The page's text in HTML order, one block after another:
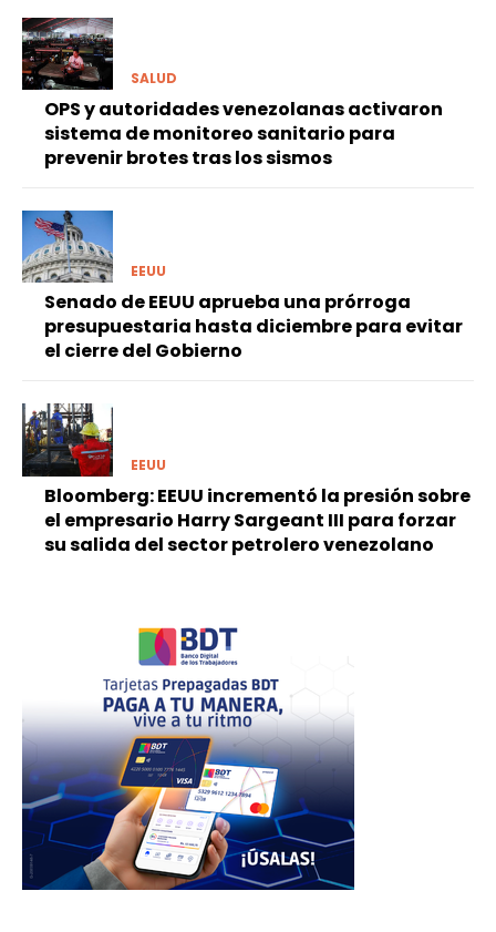
SALUD
OPS y autoridades venezolanas activaron
sistema de monitoreo sanitario para
prevenir brotes tras los sismos
EEUU
Senado de EEUU aprueba una prórroga
presupuestaria hasta diciembre para evitar
el cierre del Gobierno
EEUU
Bloomberg: EEUU incrementó la presión sobre
el empresario Harry Sargeant III para forzar
su salida del sector petrolero venezolano